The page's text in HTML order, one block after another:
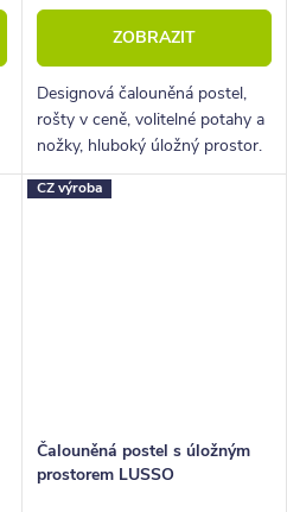
ZOBRAZIT
Designová čalouněná postel,
rošty v ceně, volitelné potahy a
nožky, hluboký úložný prostor.
CZ výroba
Čalouněná postel s úložným
prostorem LUSSO